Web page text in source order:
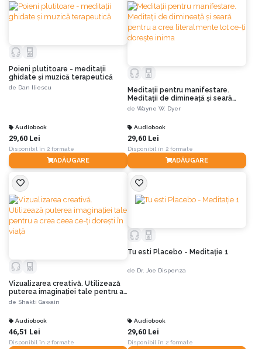
Poieni plutitoare - meditaţii
ghidate şi muzică terapeutică
de Dan Iliescu
Audiobook
29,60 Lei
Disponibil în 2 formate
ADĂUGARE
Meditaţii pentru manifestare.
Meditaţii de dimineaţă şi seară
pentru a crea literalmente tot
ce-ţi doreşte inima
de Wayne W. Dyer
Audiobook
29,60 Lei
Disponibil în 2 formate
ADĂUGARE
Vizualizarea creativă. Utilizează
puterea imaginaţiei tale pentru a
crea ceea ce-ţi doreşti în viaţă
de Shakti Gawain
Audiobook
46,51 Lei
Disponibil în 2 formate
Tu esti Placebo - Meditaţie 1
de Dr. Joe Dispenza
Audiobook
29,60 Lei
Disponibil în 2 formate